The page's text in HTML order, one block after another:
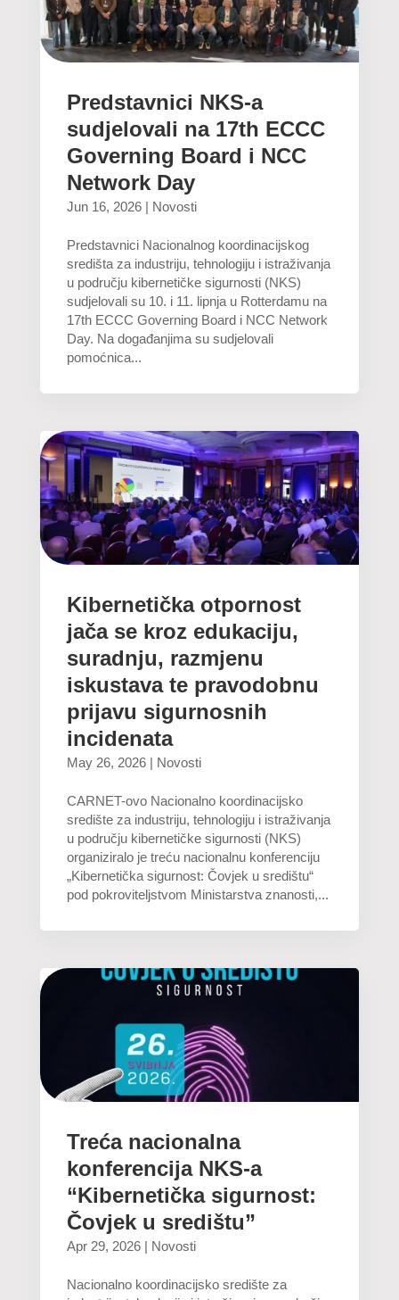
Predstavnici NKS-a
sudjelovali na 17th ECCC
Governing Board i NCC
Network Day
Jun 16, 2026| Novosti
Predstavnici Nacionalnog koordinacijskog
središta za industriju, tehnologiju i istraživanja
u području kibernetičke sigurnosti (NKS)
sudjelovali su 10. i 11. lipnja u Rotterdamu na
17th ECCC Governing Board i NCC Network
Day. Na događanjima su sudjelovali
pomoćnica...
Kibernetička otpornost
jača se kroz edukaciju,
suradnju, razmjenu
iskustava te pravodobnu
prijavu sigurnosnih
incidenata
May 26, 2026| Novosti
CARNET-ovo Nacionalno koordinacijsko
središte za industriju, tehnologiju i istraživanja
u području kibernetičke sigurnosti (NKS)
organiziralo je treću nacionalnu konferenciju
„Kibernetička sigurnost: Čovjek u središtu“
pod pokroviteljstvom Ministarstva znanosti,...
Treća nacionalna
konferencija NKS-a
“Kibernetička sigurnost:
Čovjek u središtu”
Apr 29, 2026| Novosti
Nacionalno koordinacijsko središte za